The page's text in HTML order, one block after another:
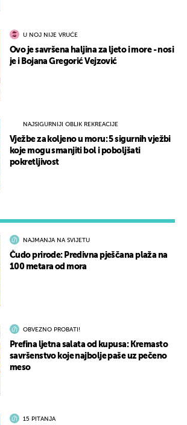
NAJMANJA NA SVIJETU
Čudo prirode: Predivna pješčana plaža na
100 metara od mora
OBVEZNO PROBATI!
Prefina ljetna salata od kupusa: Kremasto
savršenstvo koje najbolje paše uz pečeno
meso
15 PITANJA
U NOJ NIJE VRUĆE
Ovo je savršena haljina za ljeto i more - nosi
je i Bojana Gregorić Vejzović
NAJSIGURNIJI OBLIK REKREACIJE
Vježbe za koljeno u moru: 5 sigurnih vježbi
koje mogu smanjiti bol i poboljšati
pokretljivost